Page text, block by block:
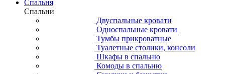
Спальня
Спальни
Двуспальные кровати
Односпальные кровати
Тумбы прикроватные
Туалетные столики, консоли
Шкафы в спальню
Комоды в спальню